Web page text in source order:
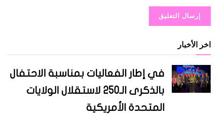
اخر الأخبار
في إطار الفعاليات بمناسبة الاحتفال
بالذكرى الـ250 لاستقلال الولايات
المتحدة الأمريكية